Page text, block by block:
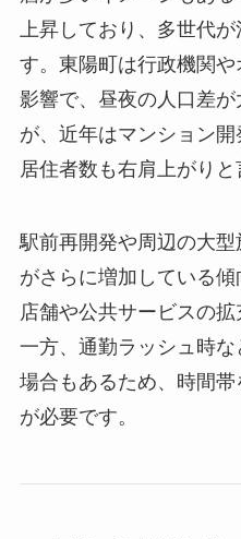
上昇しており、多世代
す。東陽町は行政機関
影響で、昼夜の人口差
が、近年はマンション開
居住者数も右肩上がりと
駅前再開発や周辺の大
がさらに増加している
店舗や公共サービスの
一方、通勤ラッシュ時
場合もあるため、時間
が必要です。